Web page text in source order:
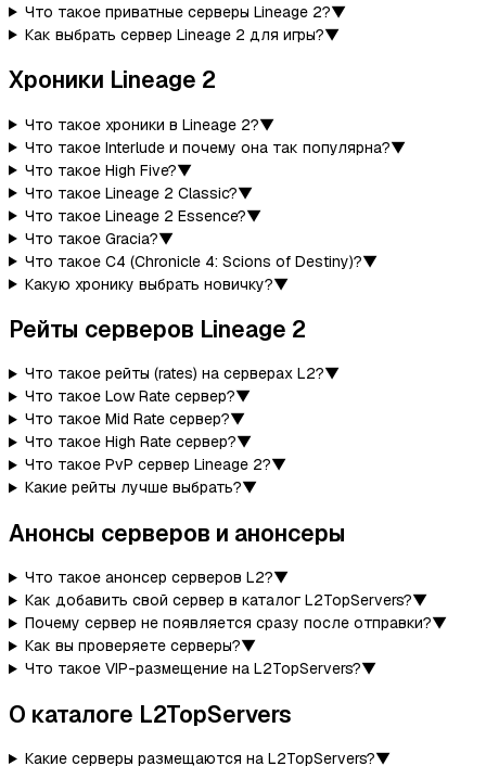
Что такое приватные серверы Lineage 2?▼
Как выбрать сервер Lineage 2 для игры?▼
Хроники Lineage 2
Что такое хроники в Lineage 2?▼
Что такое Interlude и почему она так популярна?▼
Что такое High Five?▼
Что такое Lineage 2 Classic?▼
Что такое Lineage 2 Essence?▼
Что такое Gracia?▼
Что такое C4 (Chronicle 4: Scions of Destiny)?▼
Какую хронику выбрать новичку?▼
Рейты серверов Lineage 2
Что такое рейты (rates) на серверах L2?▼
Что такое Low Rate сервер?▼
Что такое Mid Rate сервер?▼
Что такое High Rate сервер?▼
Что такое PvP сервер Lineage 2?▼
Какие рейты лучше выбрать?▼
Анонсы серверов и анонсеры
Что такое анонсер серверов L2?▼
Как добавить свой сервер в каталог L2TopServers?▼
Почему сервер не появляется сразу после отправки?▼
Как вы проверяете серверы?▼
Что такое VIP-размещение на L2TopServers?▼
О каталоге L2TopServers
Какие серверы размещаются на L2TopServers?▼